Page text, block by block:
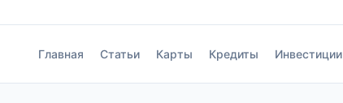
Главная Статьи Карты Кредиты Инвестиции